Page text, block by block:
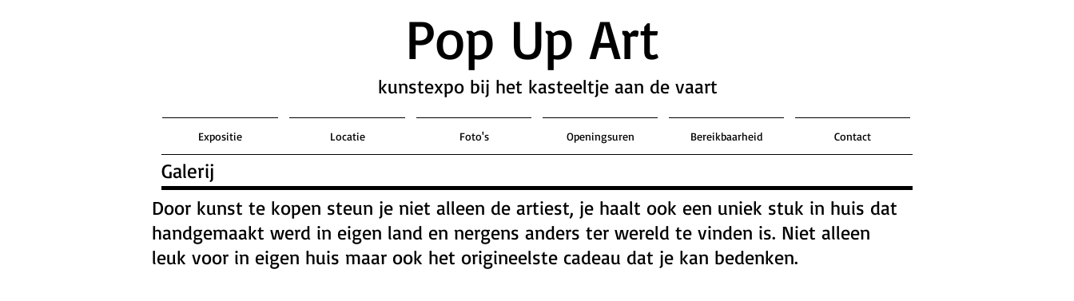
kunstexpo bij het kasteeltje aan de vaart
Pop Up Art
Expositie Locatie Foto's Openingsuren Bereikbaarheid Contact
Galerij
Door kunst te kopen steun je niet alleen de artiest, je haalt ook een uniek stuk in huis dat
handgemaakt werd in eigen land en nergens anders ter wereld te vinden is. Niet alleen
leuk voor in eigen huis maar ook het origineelste cadeau dat je kan bedenken.